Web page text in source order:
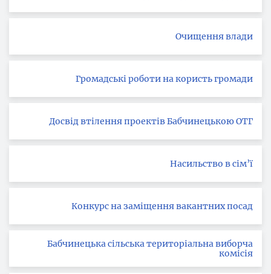
Очищення влади
Громадські роботи на користь громади
Досвід втілення проектів Бабчинецькою ОТГ
Насильство в сім’ї
Конкурс на заміщення вакантних посад
Бабчинецька сільська територіальна виборча
комісія